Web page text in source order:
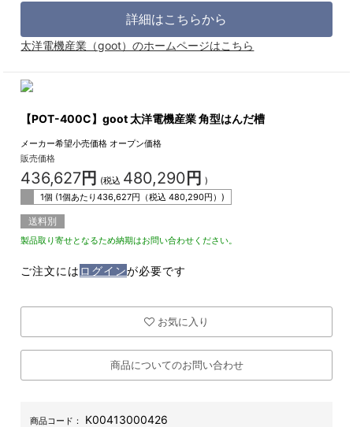
詳細はこちらから
太洋電機産業（goot）のホームページはこちら
【POT-400C】goot 太洋電機産業 角型はんだ槽
メーカー希望小売価格 オープン価格
販売価格
436,627円 (税込 480,290 円 )
1個 (1個あたり436,627円（税込480,290円）)
送料別
製品取り寄せとなるため納期はお問い合わせください。
ご注文には ログインが必要です
お気に入り
商品についてのお問い合わせ
商品コード： K00413000426